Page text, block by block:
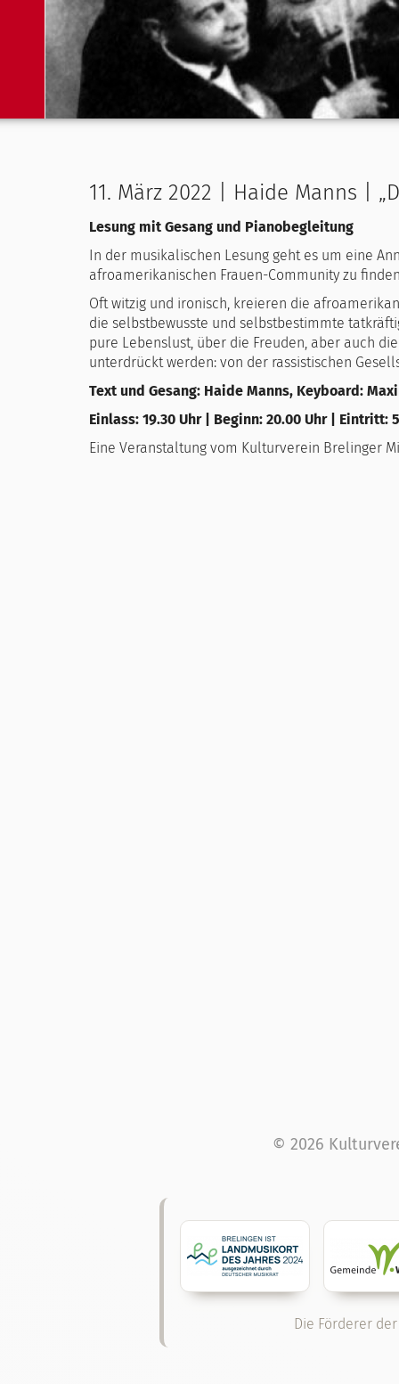
11. März 2022 | Haide Manns |
Lesung mit Gesang und Pianobegleitung
In der musikalischen Lesung geht es um eine
afroamerikanischen Frauen-Community zu
Oft witzig und ironisch, kreieren die
die selbstbewusste und selbstbestimmte
pure Lebenslust, über die Freuden, aber auch
unterdrückt werden: von der rassistischen
Text und Gesang: Haide Manns, Keyboard:
Einlass: 19.30 Uhr | Beginn: 20.00 Uhr | Eintritt:
Eine Veranstaltung vom Kulturverein Brelinger
© 2026
Die Förderer